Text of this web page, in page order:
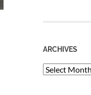
ARCHIVES
Archives